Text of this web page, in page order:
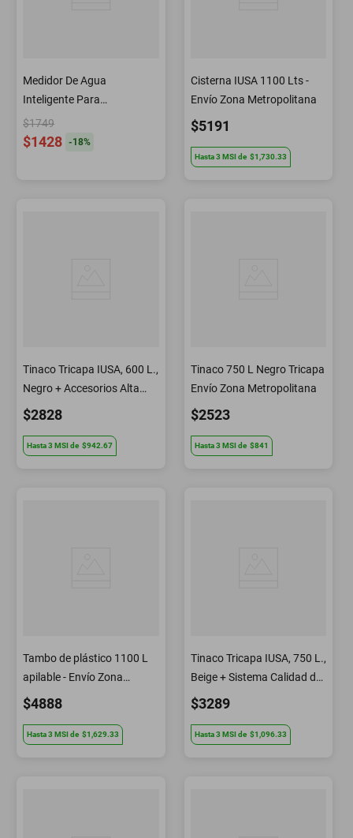
Medidor De Agua
Inteligente Para
Tinaco/cisterna Ultrasónico
Iot-waterultra
$1749
$1428 -18%
Cisterna IUSA 1100 Lts -
Envío Zona Metropolitana
$5191
Hasta3 MSIde $1,730.33
Tinaco Tricapa IUSA, 600 L.,
Negro + Accesorios Alta
Presión
$2828
Hasta3 MSIde $942.67
Tinaco 750 L Negro Tricapa
Envío Zona Metropolitana
$2523
Hasta3 MSIde $841
Tambo de plástico 1100 L
apilable - Envío Zona
Metropolitana
$4888
Hasta3 MSIde $1,629.33
Tinaco Tricapa IUSA, 750 L.,
Beige + Sistema Calidad de
Vida
$3289
Hasta3 MSI de $1,096.33